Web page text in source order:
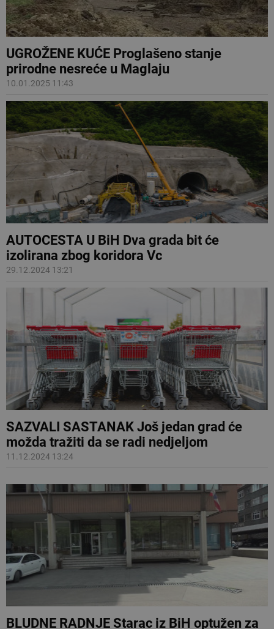
UGROŽENE KUĆE Proglašeno stanje
prirodne nesreće u Maglaju
10.01.2025 11:43
AUTOCESTA U BiH Dva grada bit će
izolirana zbog koridora Vc
29.12.2024 13:21
SAZVALI SASTANAK Još jedan grad će
možda tražiti da se radi nedjeljom
11.12.2024 13:24
BLUDNE RADNJE Starac iz BiH optužen za